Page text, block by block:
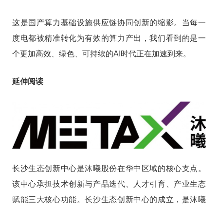
这是国产算力基础设施供应链协同创新的缩影。当每一
度电都被精准转化为有效的算力产出，我们看到的是一
个更加高效、绿色、可持续的AI时代正在加速到来。
延伸阅读
长沙生态创新中心是沐曦股份在华中区域的核心支点。
该中心承担技术创新与产品迭代、人才引育、产业生态
赋能三大核心功能。长沙生态创新中心的成立，是沐曦